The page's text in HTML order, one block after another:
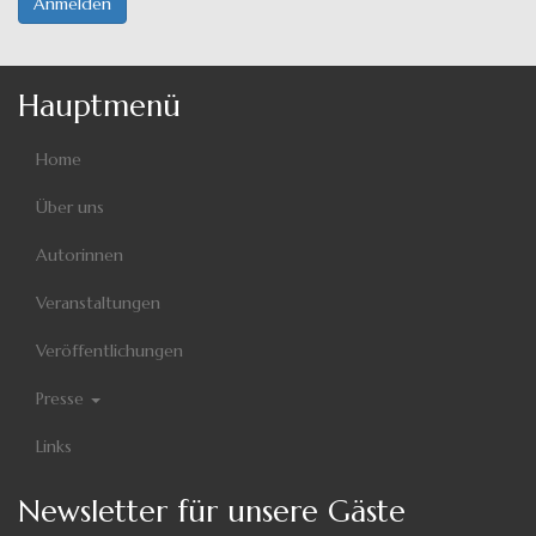
Hauptmenü
Home
Über uns
Autorinnen
Veranstaltungen
Veröffentlichungen
Presse
Links
Newsletter für unsere Gäste